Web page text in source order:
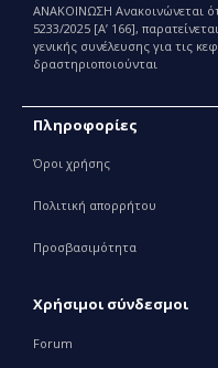
ΑΝΑΚΟΙΝΩΣΗ Ανακοινώνεται
5233/2025 [Α’ 166],
γενικής συνέλευσης για τις
δραστηριοποιούνται
Πληροφορίες
Όροι χρήσης
Πολιτική απορρήτου
Προσβασιμότητα
Χρήσιμοι σύνδεσμοι
Forum